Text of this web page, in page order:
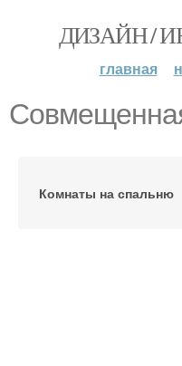
ДИЗАЙН /
главная
Комнаты на спальню